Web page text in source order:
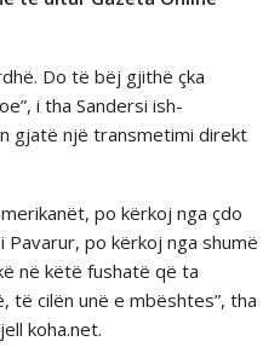
Do të bëj gjithë çka
i tha Sandersi ish-
gjatë një transmetimi direkt
po kërkoj nga çdo
po kërkoj nga shumë
në këtë fushatë që ta
të cilën unë e mbështes”, tha
koha.net.